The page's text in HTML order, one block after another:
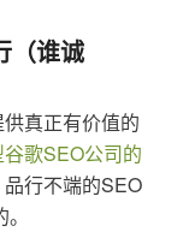
（谁诚
真正有价值的
歌SEO公司的
行不端的SEO